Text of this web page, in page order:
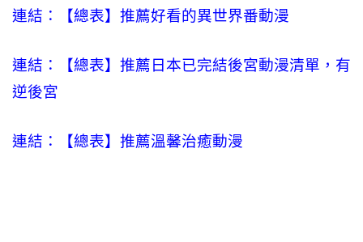
連結：【總表】推薦好看的異世界番動漫
連結：【總表】推薦日本已完結後宮動漫清單，有
逆後宮
連結：【總表】推薦溫馨治癒動漫